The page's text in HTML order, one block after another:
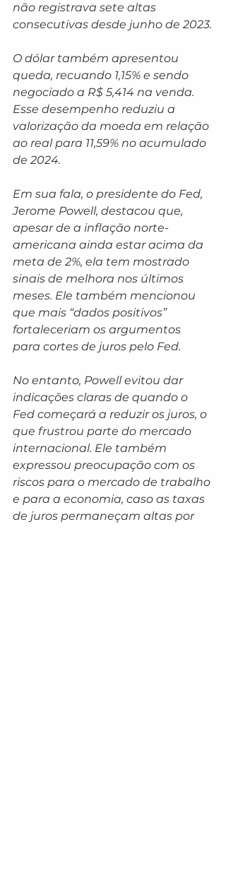
não registrava sete altas
consecutivas desde junho de 2023.
O dólar também apresentou
queda, recuando 1,15% e sendo
negociado a R$ 5,414 na venda.
Esse desempenho reduziu a
valorização da moeda em relação
ao real para 11,59% no acumulado
de 2024.
Em sua fala, o presidente do Fed,
Jerome Powell, destacou que,
apesar de a inflação norte-
americana ainda estar acima da
meta de 2%, ela tem mostrado
sinais de melhora nos últimos
meses. Ele também mencionou
que mais “dados positivos”
fortaleceriam os argumentos
para cortes de juros pelo Fed.
No entanto, Powell evitou dar
indicações claras de quando o
Fed começará a reduzir os juros, o
que frustrou parte do mercado
internacional. Ele também
expressou preocupação com os
riscos para o mercado de trabalho
e para a economia, caso as taxas
de juros permaneçam altas por